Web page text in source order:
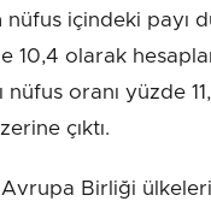
içindeki payı
10,4 olarak
oranı yüzde
çıktı.
Birliği